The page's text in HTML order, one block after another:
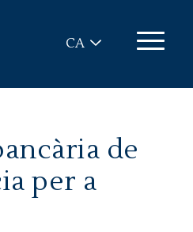
CA
de
per a